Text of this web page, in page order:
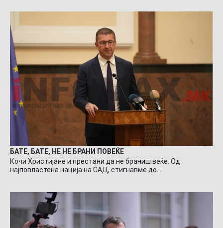
БАТЕ, БАТЕ, НЕ НЕ БРАНИ ПОВЕЌЕ
Кочи Христијане и престани да не браниш веќе. Од
најповластена нација на САД, стигнавме до…